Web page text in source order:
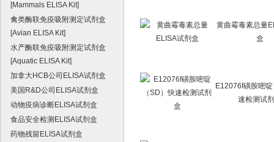
[Mammals ELISA Kit]
禽类酶联免疫吸附测定试剂盒
[Avian ELISA Kit]
水产酶联免疫吸附测定试剂盒
[Aquatic ELISA Kit]
加拿大HCB公司ELISA试剂盒
美国R&D公司ELISA试剂盒
动物疫病诊断ELISA试剂盒
食品安全检测ELISA试剂盒
药物残留ELISA试剂盒
黄曲霉毒素总量
盒
E12076f磺胺嘧
速检测试